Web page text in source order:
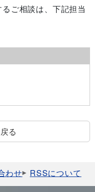
ご相談は、下記担当
る
わせ RSSについて